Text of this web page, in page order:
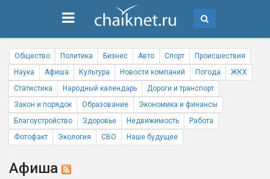
Общество Политика Бизнес Авто Спорт
Происшествия
Наука
Афиша Культура Новости компаний Погода
ЖКХ
Статистика
Народный календарь
Дороги и транспорт
Закон и порядок
Образование
Экономика и финансы
Благоустройство
Здоровье Недвижимость
Работа
Фотофакт
Экология СВО Наше будущее
Афиша